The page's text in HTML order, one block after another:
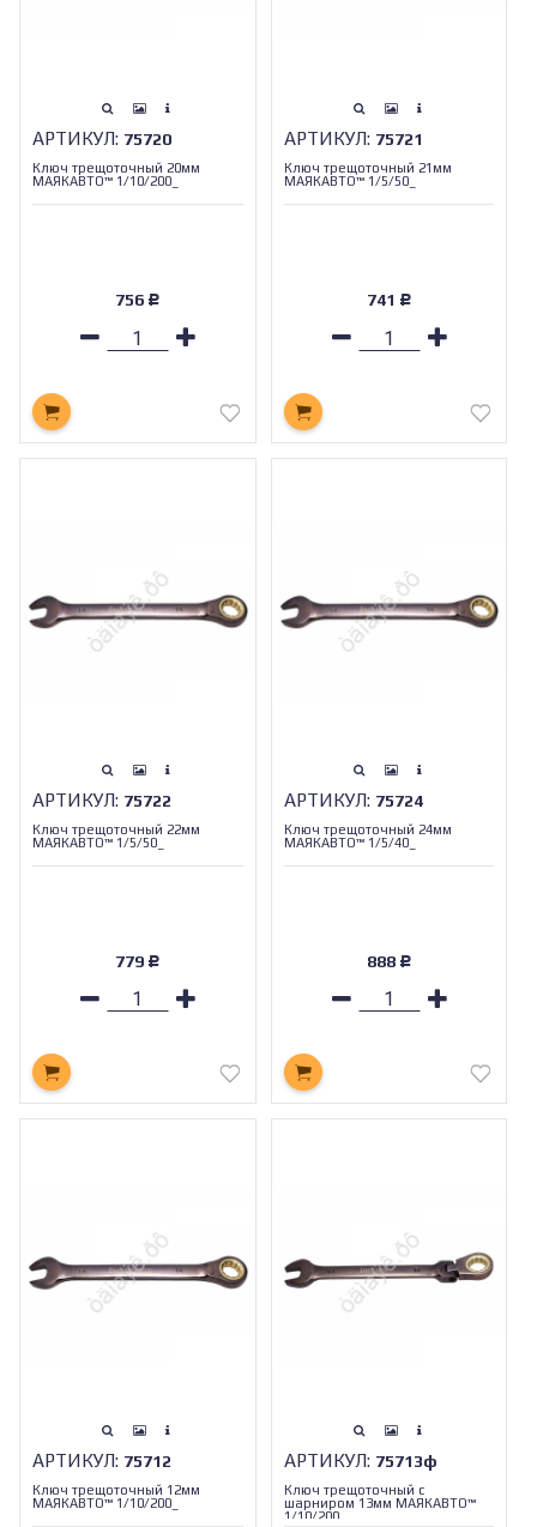
АРТИКУЛ: 75720
Ключ трещоточный 20мм
МАЯКАВТО™ 1/10/200_
756 Р
АРТИКУЛ: 75721
Ключ трещоточный 21мм
МАЯКАВТО™ 1/5/50_
741 Р
АРТИКУЛ: 75722
Ключ трещоточный 22мм
МАЯКАВТО™ 1/5/50_
779 Р
АРТИКУЛ: 75724
Ключ трещоточный 24мм
МАЯКАВТО™ 1/5/40_
888 Р
АРТИКУЛ: 75712
Ключ трещоточный 12мм
МАЯКАВТО™ 1/10/200_
АРТИКУЛ: 75713ф
Ключ трещоточный с
шарниром 13мм МАЯКАВТО™
1/10/200_